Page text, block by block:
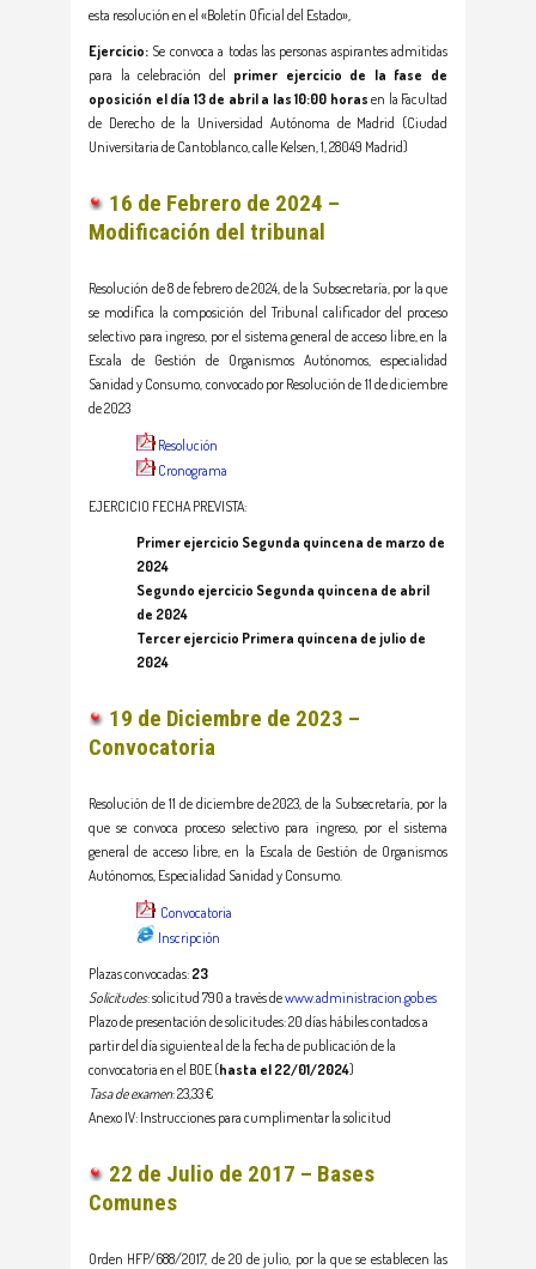
esta resolución en el «Boletín Oficial del Estado»,
Ejercicio: Se convoca a todas las personas aspirantes admitidas
para la celebración del primer ejercicio de la fase de
oposición el día 13 de abril a las 10:00 horas en la Facultad
de Derecho de la Universidad Autónoma de Madrid (Ciudad
Universitaria de Cantoblanco, calle Kelsen, 1, 28049 Madrid)
16 de Febrero de 2024 –
Modificación del tribunal
Resolución de 8 de febrero de 2024, de la Subsecretaría, por la que
se modifica la composición del Tribunal calificador del proceso
selectivo para ingreso, por el sistema general de acceso libre, en la
Escala de Gestión de Organismos Autónomos, especialidad
Sanidad y Consumo, convocado por Resolución de 11 de diciembre
de 2023
Resolución
Cronograma
EJERCICIO FECHA PREVISTA:
Primer ejercicio Segunda quincena de marzo de
2024
Segundo ejercicio Segunda quincena de abril
de 2024
Tercer ejercicio Primera quincena de julio de
2024
19 de Diciembre de 2023 –
Convocatoria
Resolución de 11 de diciembre de 2023, de la Subsecretaría, por la
que se convoca proceso selectivo para ingreso, por el sistema
general de acceso libre, en la Escala de Gestión de Organismos
Autónomos, Especialidad Sanidad y Consumo.
Convocatoria
Inscripción
Plazas convocadas: 23
Solicitudes: solicitud 790 a través dewww.administracion.gob.es
Plazo de presentación de solicitudes: 20 días hábiles contados a
partir del día siguiente al de la fecha de publicación de la
convocatoria en el BOE (hasta el 22/01/2024)
Tasa de examen: 23,33 €
Anexo IV: Instrucciones para cumplimentar la solicitud
22 de Julio de 2017 – Bases
Comunes
Orden HFP/688/2017, de 20 de julio, por la que se establecen las